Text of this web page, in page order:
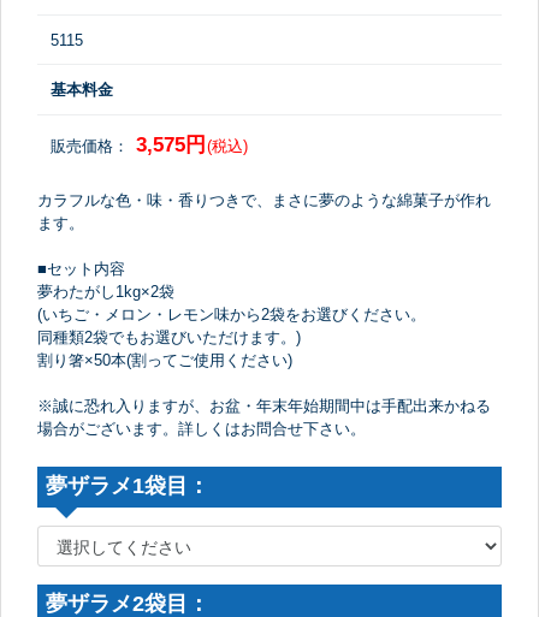
5115
基本料金
販売価格： 3,575円(税込)
カラフルな色・味・香りつきで、まさに夢のような綿菓子が作れ
ます。
■セット内容
夢わたがし1kg×2袋
(いちご・メロン・レモン味から2袋をお選びください。
同種類2袋でもお選びいただけます。)
割り箸×50本(割ってご使用ください)
※誠に恐れ入りますが、お盆・年末年始期間中は手配出来かねる
場合がございます。詳しくはお問合せ下さい。
夢ザラメ1袋目：
夢ザラメ2袋目：